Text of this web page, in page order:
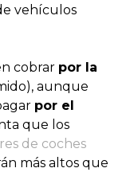
vehículos
cobrar por la
aunque
por el
que los
de coches
más altos que